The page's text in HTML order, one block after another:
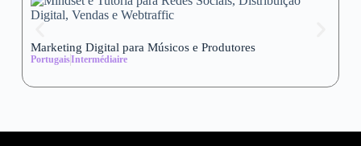
Marketing Digital para Músicos e Produtores
PortugaisIntermédiaire